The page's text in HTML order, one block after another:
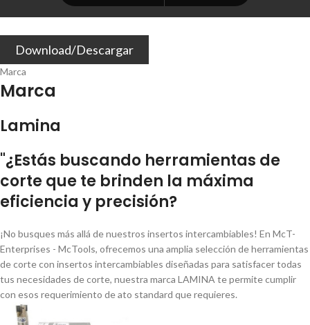
Download/Descargar
Marca
Marca
Lamina
"¿Estás buscando herramientas de
corte que te brinden la máxima
eficiencia y precisión?
¡No busques más allá de nuestros insertos intercambiables! En McT-
Enterprises - McTools, ofrecemos una amplia selección de herramientas
de corte con insertos intercambiables diseñadas para satisfacer todas
tus necesidades de corte, nuestra marca LAMINA te permite cumplir
con esos requerimiento de ato standard que requieres.